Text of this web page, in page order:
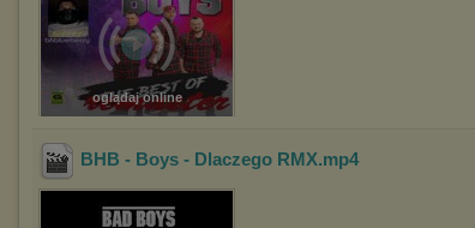
oglądaj online
BHB - Boys - Dlaczego RMX.mp4